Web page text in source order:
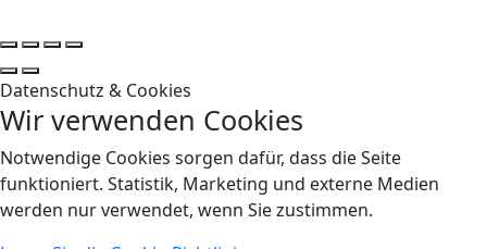
Datenschutz & Cookies
Wir verwenden Cookies
Notwendige Cookies sorgen dafür, dass die Seite
funktioniert. Statistik, Marketing und externe Medien
werden nur verwendet, wenn Sie zustimmen.